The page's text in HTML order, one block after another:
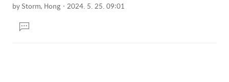
byStorm, Hong 2024. 5. 25. 09:01
문댓
글